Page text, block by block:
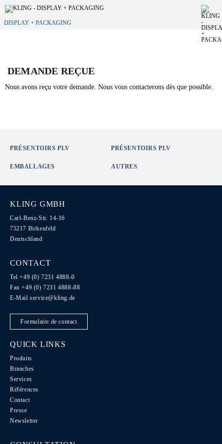
DISPLAY + PACKAGING
DEMANDE REÇUE
Nous avons reçu votre demande. Nous vous contacterons dès que possible.
PRÉSENTOIRS PLV PRÉSENTOIRS PLV
EMBALLAGES AUTRES
KLING GMBH
Carl-Benz-Str. 14-16
75217 Birkenfeld
Deutschland
CONTACT
Tel +49 (0) 7231 4888-0
Fax +49 (0) 7231 4888-88
E-Mailservice@kling.de
Formulaire de contact
QUICK LINKS
Produits
Branches
Services
Références
Contact
Presse
Newsletter